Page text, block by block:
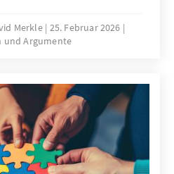
gezielte Anwerbung
Arbeitskräfte auf
könnte mit China ein
globalen Wettbewerb
Merkle 25. Februar 2026
und Argumente